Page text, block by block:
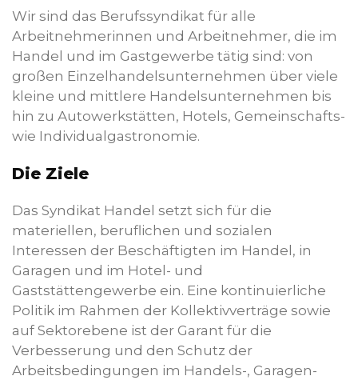
Wir sind das Berufssyndikat für alle
Arbeitnehmerinnen und Arbeitnehmer, die im
Handel und im Gastgewerbe tätig sind: von
großen Einzelhandelsunternehmen über viele
kleine und mittlere Handelsunternehmen bis
hin zu Autowerkstätten, Hotels, Gemeinschafts-
wie Individualgastronomie.
Die Ziele
Das Syndikat Handel setzt sich für die
materiellen, beruflichen und sozialen
Interessen der Beschäftigten im Handel, in
Garagen und im Hotel- und
Gaststättengewerbe ein. Eine kontinuierliche
Politik im Rahmen der Kollektivverträge sowie
auf Sektorebene ist der Garant für die
Verbesserung und den Schutz der
Arbeitsbedingungen im Handels-, Garagen-